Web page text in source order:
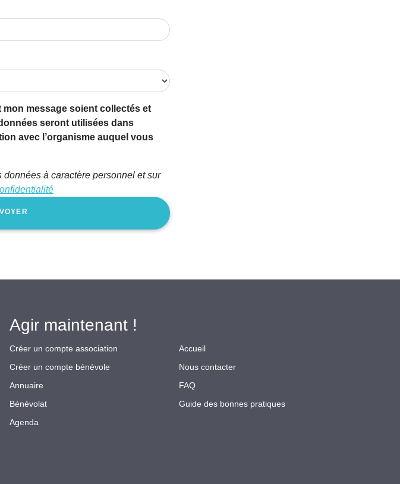
mon message soient collectés et
seront utilisées dans
avec l’organisme auquel vous
à caractère personnel et sur
Agir maintenant !
Créer un compte association
Créer un compte bénévole
Annuaire
Bénévolat
Agenda
Accueil
Nous contacter
FAQ
Guide des bonnes pratiques